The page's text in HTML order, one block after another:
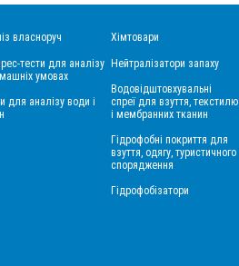
власноруч
тести для аналізу
умовах
для аналізу води і
Хімтовари
Нейтралізатори запаху
Водовідштовхувальні
спреї для взуття, текстилю
і мембранних тканин
Гідрофобні покриття для
взуття, одягу, туристичного
спорядження
Гідрофобізатори